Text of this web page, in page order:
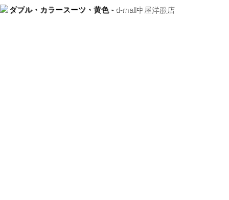
ダブル・カラースーツ・黄色 - d-mall中屋洋服店